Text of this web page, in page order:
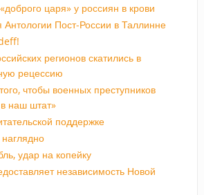
царя» у россиян в крови
Антологии Пост-России в Таллинне
регионов скатились в
рецессию
чтобы военных преступников
наш штат»
поддержке
удар на копейку
независимость Новой